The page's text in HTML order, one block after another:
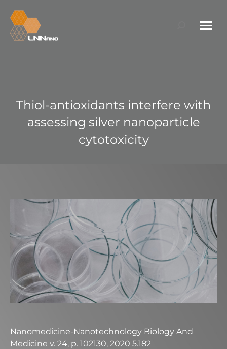
Search:
Thiol-antioxidants interfere with
assessing silver nanoparticle
cytotoxicity
Nanomedicine-Nanotechnology Biology And
Medicine v. 24, p. 102130, 2020 5.182